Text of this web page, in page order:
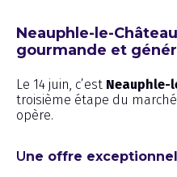
Neauphle-le-
gourmande et
Le 14 juin, c’est Neauphle-
troisième étape du
opère.
Une offre